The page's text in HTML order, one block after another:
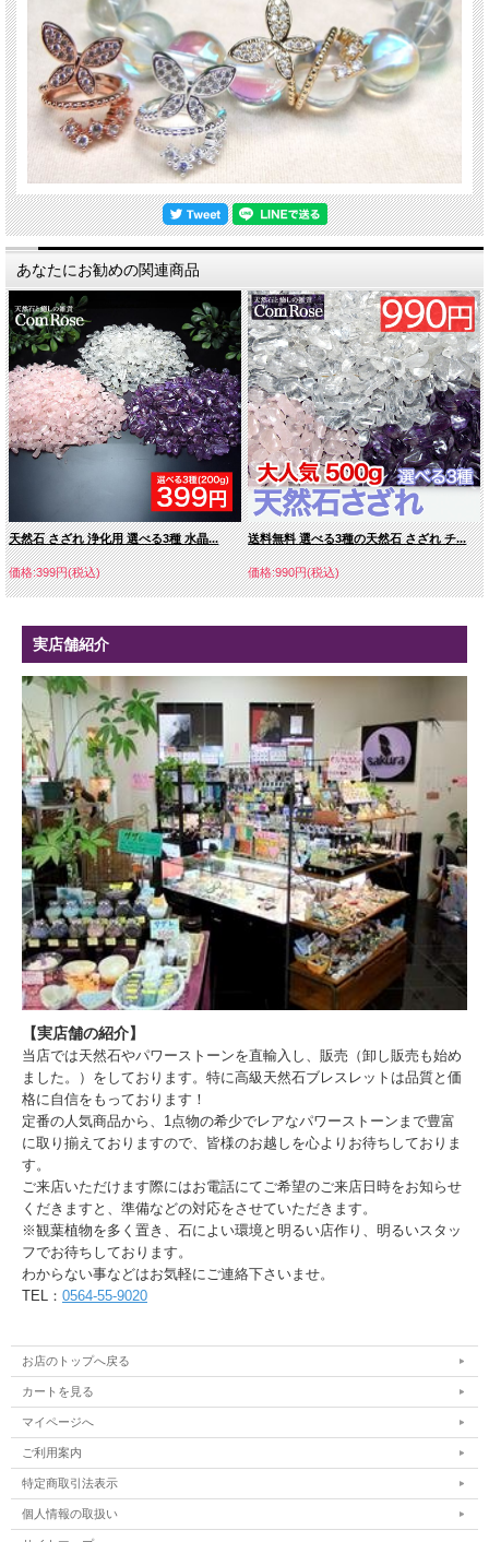
あなたにお勧めの関連商品
天然石 さざれ 浄化用 選べる3種 水晶...
価格:399円(税込)
送料無料 選べる3種の天然石 さざれ チ...
価格:990円(税込)
実店舗紹介
【実店舗の紹介】
当店では天然石やパワーストーンを直輸入し、販売（卸し販売も始め
ました。）をしております。特に高級天然石ブレスレットは品質と価
格に自信をもっております！
定番の人気商品から、1点物の希少でレアなパワーストーンまで豊富
に取り揃えておりますので、皆様のお越しを心よりお待ちしておりま
す。
ご来店いただけます際にはお電話にてご希望のご来店日時をお知らせ
くだきますと、準備などの対応をさせていただきます。
※観葉植物を多く置き、石によい環境と明るい店作り、明るいスタッ
フでお待ちしております。
わからない事などはお気軽にご連絡下さいませ。
TEL： 0564-55-9020
お店のトップへ戻る
カートを見る
マイページへ
ご利用案内
特定商取引法表示
個人情報の取扱い